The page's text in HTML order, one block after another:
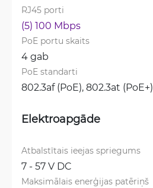
RJ45 porti
(5) 100 Mbps
PoE portu skaits
4 gab
PoE standarti
802.3af (PoE), 802.3at (PoE+)
Elektroapgāde
Atbalstītais ieejas spriegums
7 - 57 V DC
Maksimālais enerģijas patēriņš